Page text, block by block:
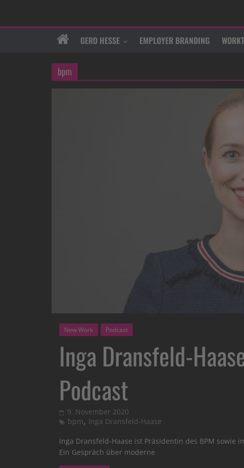
GERO HESSE EMPLOYER BRANDING
bpm
New Work Podcast
Inga Dransfeld-
Podcast
9. November 2020
bpm, Inga Dransfeld-Haase
Inga Dransfeld-Haase ist Präsidentin des BPM sowie
Ein Gespräch über moderne